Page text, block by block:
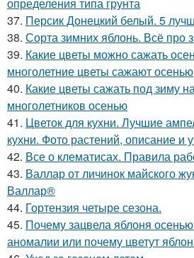
37. Персик Донецкий белый. 5
38. Сорта зимних яблонь. Всё про
39. Какие цветы можно сажать
многолетние цветы сажают осенью
40. Какие цветы сажать под зиму
многолетников осенью
41. Цветок для кухни. Лучшие
кухни. Фото растений, описание и
42. Все о клематисах. Правила
43. Валлар от личинок майского
Валлар®
44. Гортензия четыре сезона.
45. Почему зацвела яблоня
аномалии или почему цветут